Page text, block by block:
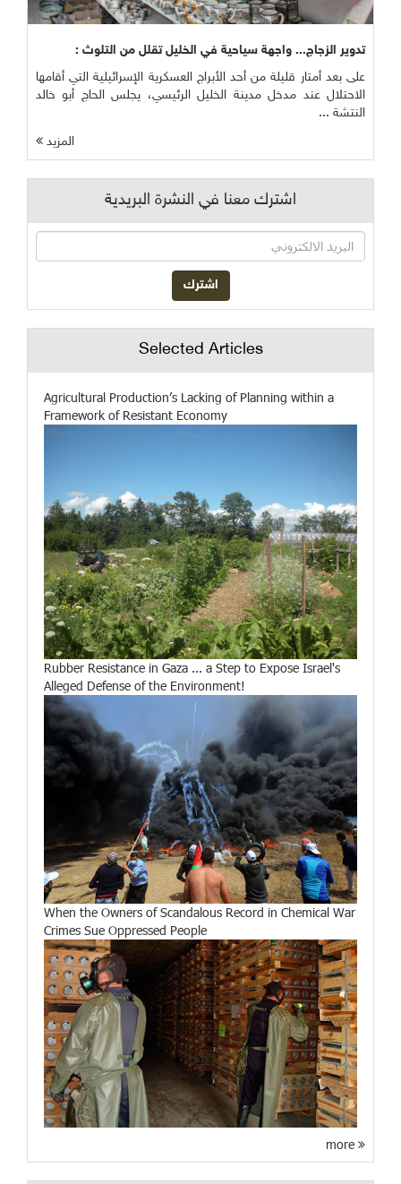
تدوير الزجاج... واجهة سياحية في الخليل تقلل من التلوث :
على بعد أمتار قليلة من أحد الأبراج العسكرية الإسرائيلية التي أقامها
الاحتلال عند مدخل مدينة الخليل الرئيسي، يجلس الحاج أبو خالد
النتشة ...
المزيد
اشترك معنا في النشرة البريدية
Selected Articles
Agricultural Production’s Lacking of Planning within a
Framework of Resistant Economy
Rubber Resistance in Gaza ... a Step to Expose Israel's
Alleged Defense of the Environment!
When the Owners of Scandalous Record in Chemical War
Crimes Sue Oppressed People